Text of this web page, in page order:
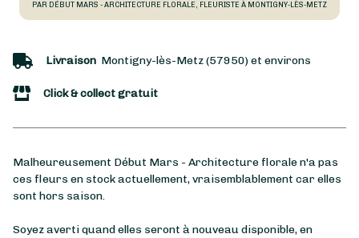
PAR DÉBUT MARS - ARCHITECTURE FLORALE, FLEURISTE À MONTIGNY-LÈS-METZ
Livraison Montigny-lès-Metz (57950) et environs
Click & collect gratuit
Malheureusement Début Mars - Architecture florale n'a pas
ces fleurs en stock actuellement, vraisemblablement car elles
sont hors saison.
Soyez averti quand elles seront à nouveau disponible, en